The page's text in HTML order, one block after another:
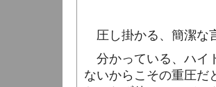
圧し掛かる、簡潔な
分かっている、ハイ
ないからこその重圧だ